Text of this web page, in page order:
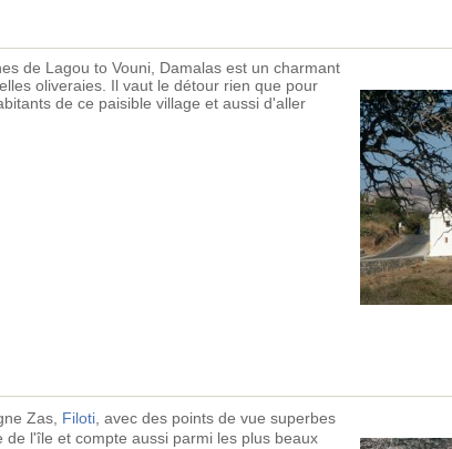
de Lagou to Vouni, Damalas est un charmant
oliveraies. Il vaut le détour rien que pour
de ce paisible village et aussi d'aller
Zas, Filoti , avec des points de vue superbes
l'île et compte aussi parmi les plus beaux